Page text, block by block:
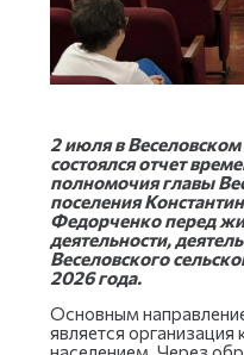
2 июля в
состоялся отчет
полномочия главы
поселения
Федорченко перед
деятельности,
Веселовского
2026 года.
Основным
является организация